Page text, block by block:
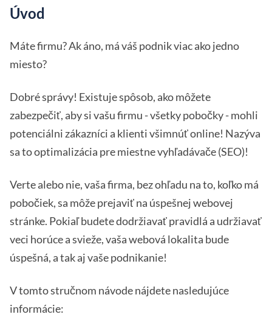
Úvod
Máte firmu? Ak áno, má váš podnik viac ako jedno
miesto?
Dobré správy! Existuje spôsob, ako môžete
zabezpečiť, aby si vašu firmu - všetky pobočky - mohli
potenciálni zákazníci a klienti všimnúť online! Nazýva
sa to optimalizácia pre miestne vyhľadávače (SEO)!
Verte alebo nie, vaša firma, bez ohľadu na to, koľko má
pobočiek, sa môže prejaviť na úspešnej webovej
stránke. Pokiaľ budete dodržiavať pravidlá a udržiavať
veci horúce a svieže, vaša webová lokalita bude
úspešná, a tak aj vaše podnikanie!
V tomto stručnom návode nájdete nasledujúce
informácie: